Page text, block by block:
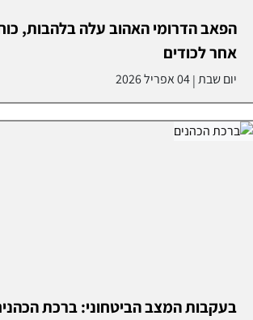
הפאב הדרומי האהוב עלה בלהבות,
אחר לכודים
יום שבת|04 אפריל 2026
בעקבות המצב הביטחוני: ברכת